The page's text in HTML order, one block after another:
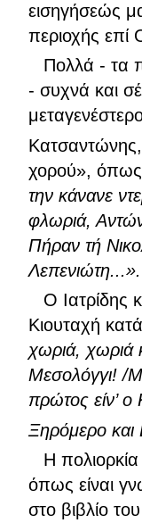
εισηγήσεώς
περιοχής επί
Πολλά - τα
- συχνά και
χορού», όπως
την κάνανε
φλωριά,
Πήραν τή
Λεπενιώτη...».
Ο Ιατρίδης
Κιουταχή
χωριά, χωριά
Μεσολόγγι! /
πρώτος είν’ ο
Ξηρόμερο και
Η
όπως είναι
στο βιβλίο